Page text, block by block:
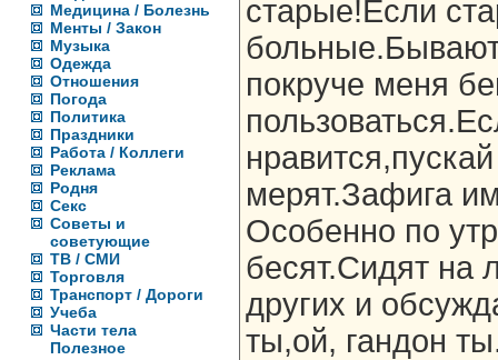
Медицина / Болезнь
Менты / Закон
Музыка
Одежда
Отношения
Погода
Политика
Праздники
Работа / Коллеги
Реклама
Родня
Секс
Советы и
советующие
ТВ / СМИ
Торговля
Транспорт / Дороги
Учеба
Части тела
Полезное
старые!Если
больные.Бывают
покруче меня
мерят.Зафига
Особенно по
бесят.Сидят на
других и
ты,ой, гандон